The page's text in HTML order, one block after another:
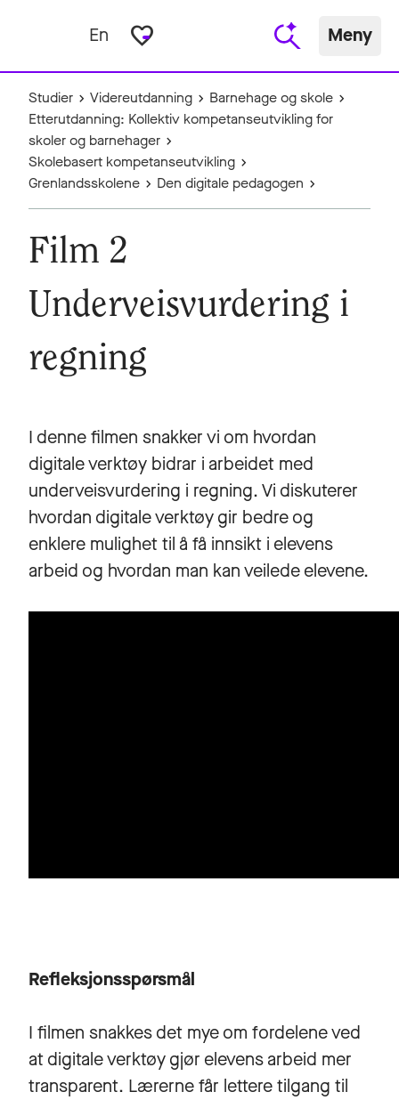
En favorite_border Meny
Studier Videreutdanning
Barnehage og skole
Etterutdanning: Kollektiv kompetanseutvikling for
skoler og barnehager
Skolebasert kompetanseutvikling
Grenlandsskolene
Den digitale pedagogen
Film 2
Underveisvurdering i
regning
I denne filmen snakker vi om hvordan
digitale verktøy bidrar i arbeidet med
underveisvurdering i regning. Vi diskuterer
hvordan digitale verktøy gir bedre og
enklere mulighet til å få innsikt i elevens
arbeid og hvordan man kan veilede elevene.
Refleksjonsspørsmål
I filmen snakkes det mye om fordelene ved
at digitale verktøy gjør elevens arbeid mer
transparent. Lærerne får lettere tilgang til